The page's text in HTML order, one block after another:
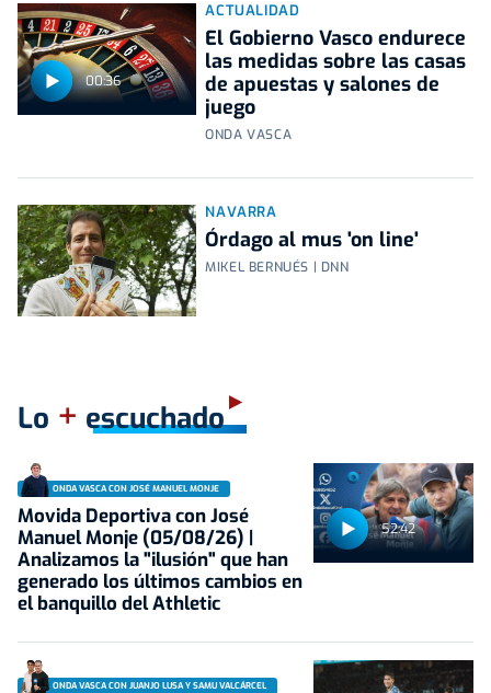
00:36
ACTUALIDAD
El Gobierno Vasco endurece
las medidas sobre las casas
de apuestas y salones de
juego
ONDA VASCA
NAVARRA
Órdago al mus 'on line'
MIKEL BERNUÉS | DNN
Lo + escuchado
52:42
ONDA VASCA CON JOSÉ MANUEL MONJE
Movida Deportiva con José
Manuel Monje (05/08/26) |
Analizamos la "ilusión" que han
generado los últimos cambios en
el banquillo del Athletic
ONDA VASCA CON JUANJO LUSA Y SAMU VALCÁRCEL